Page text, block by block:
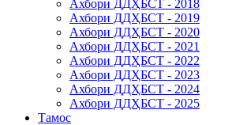
Ахбори ДДҲБСТ - 2018
Ахбори ДДҲБСТ - 2019
Ахбори ДДҲБСТ - 2020
Ахбори ДДҲБСТ - 2021
Ахбори ДДҲБСТ - 2022
Ахбори ДДҲБСТ - 2023
Ахбори ДДҲБСТ - 2024
Ахбори ДДҲБСТ - 2025
Тамос